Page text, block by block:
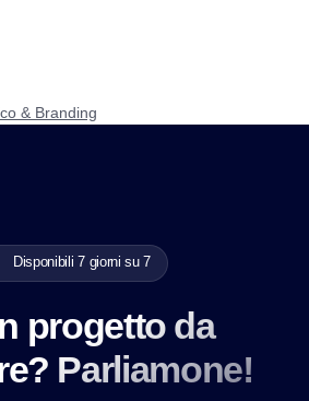
& Branding
Disponibili 7 giorni su 7
progetto da
Parliamone!